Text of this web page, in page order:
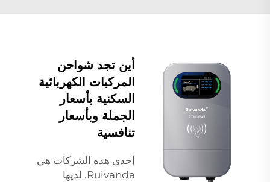
أين تجد شواحن
المركبات الكهربائية
السكنية بأسعار
الجملة وبأسعار
تنافسية
إحدى هذه الشركات هي
Ruivanda. لديها